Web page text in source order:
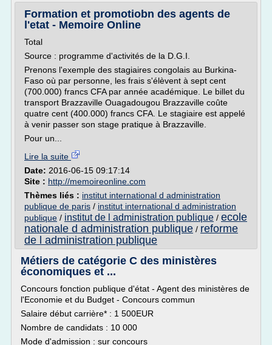
Formation et promotiobn des agents de
l'etat - Memoire Online
Total
Source : programme d'activités de la D.G.I.
Prenons l'exemple des stagiaires congolais au Burkina-
Faso où par personne, les frais s'élèvent à sept cent
(700.000) francs CFA par année académique. Le billet du
transport Brazzaville Ouagadougou Brazzaville coûte
quatre cent (400.000) francs CFA. Le stagiaire est appelé
à venir passer son stage pratique à Brazzaville.
Pour un...
Lire la suite
Date: 2016-06-15 09:17:14
Site : http://memoireonline.com
Thèmes liés : institut international d administration
publique de paris / institut international d administration
publique / institut de l administration publique / ecole
nationale d administration publique / reforme
de l administration publique
Métiers de catégorie C des ministères
économiques et ...
Concours fonction publique d'état - Agent des ministères de
l'Economie et du Budget - Concours commun
Salaire début carrière* : 1 500EUR
Nombre de candidats : 10 000
Mode d'admission : sur concours